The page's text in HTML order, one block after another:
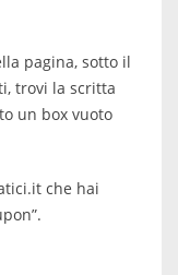
pagina, sotto il
trovi la scritta
un box vuoto
che hai